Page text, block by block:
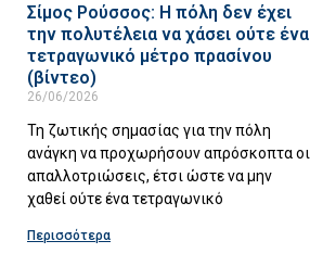
Σίμος Ρούσσος: Η πόλη δεν έχει
την πολυτέλεια να χάσει ούτε ένα
τετραγωνικό μέτρο πρασίνου
(βίντεο)
26/06/2026
Τη ζωτικής σημασίας για την πόλη
ανάγκη να προχωρήσουν απρόσκοπτα οι
απαλλοτριώσεις, έτσι ώστε να μην
χαθεί ούτε ένα τετραγωνικό
Περισσότερα